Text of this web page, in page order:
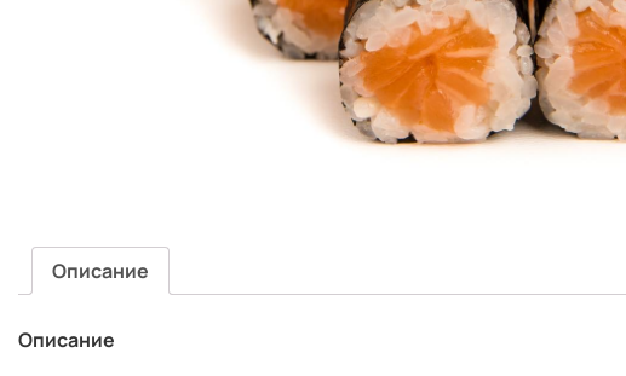
25144383
(Jūrmala)
Описание
Описание